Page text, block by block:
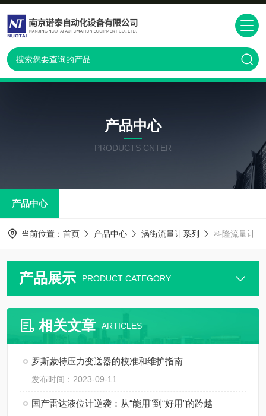
产品中心
PRODUCTS CNTER
产品中心
当前位置： 首页 产品中心 涡街流量计系列 科隆流量计
产品展示 PRODUCT CATEGORY
相关文章 ARTICLES
罗斯蒙特压力变送器的校准和维护指南
发布时间：2023-09-11
国产雷达液位计逆袭：从“能用”到“好用”的跨越